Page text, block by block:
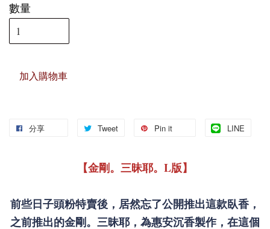
數量
加入購物車
分享 Tweet Pin it LINE
【金剛。三昧耶。L版】
前些日子頭粉特賣後，居然忘了公開推出這款臥香，
之前推出的金剛。三昧耶，為惠安沉香製作，在這個